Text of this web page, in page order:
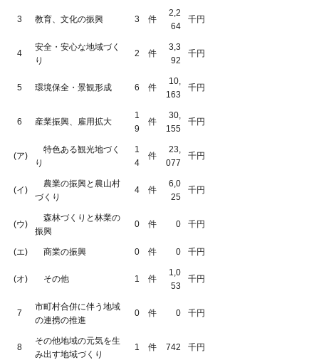
3 教育、文化の振興 3 件
2,2
64
千円
4
安全・安心な地域づく
り
2 件
3,3
92
千円
5 環境保全・景観形成 6 件
10,
163
千円
6 産業振興、雇用拡大
1
9
件
30,
155
千円
(ア)
特色ある観光地づく
り
1
4
件
23,
077
千円
(イ)
農業の振興と農山村
づくり
4 件
6,0
25
千円
(ウ)
森林づくりと林業の
振興
0 件 0 千円
(エ) 商業の振興 0 件 0 千円
(オ) その他 1 件
1,0
53
千円
7
市町村合併に伴う地域
の連携の推進
0 件 0 千円
8
その他地域の元気を生
み出す地域づくり
1 件 742 千円